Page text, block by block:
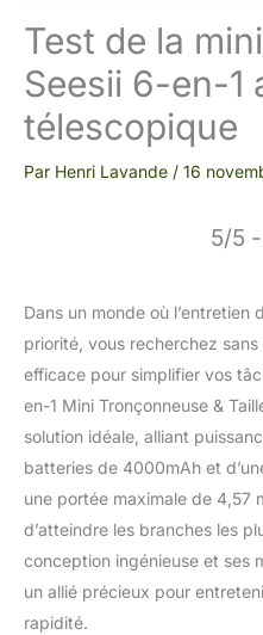
Test de la
Seesii 6-en-1
télescopique
Par Henri Lavande / 16
5/5
Dans un monde où
priorité, vous recherchez
efficace pour simplifier vos
en-1 Mini Tronçonneuse &
solution idéale, alliant
batteries de 4000mAh et
une portée maximale de 4,57
d’atteindre les branches les
conception ingénieuse et ses
un allié précieux pour
rapidité.